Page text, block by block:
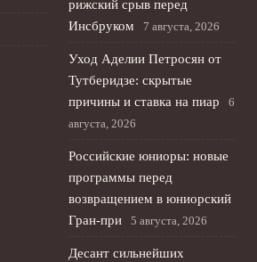
рижский срыв перед
Инсбруком
7 августа, 2026
Уход Аделии Петросян от
Тутберидзе: скрытые
причины и ставка на пиар
6
августа, 2026
Российские юниоры: новые
программы перед
возвращением в юниорский
Гран-при
5 августа, 2026
Десант сильнейших